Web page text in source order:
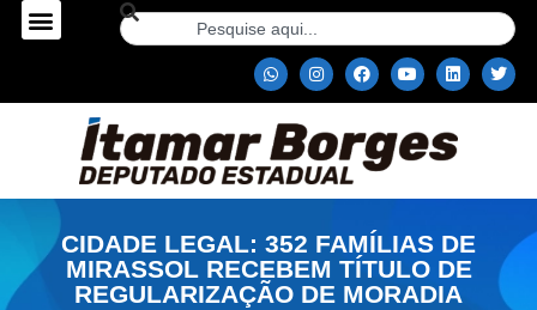
CIDADE LEGAL: 352 FAMÍLIAS DE
MIRASSOL RECEBEM TÍTULO DE
REGULARIZAÇÃO DE MORADIA